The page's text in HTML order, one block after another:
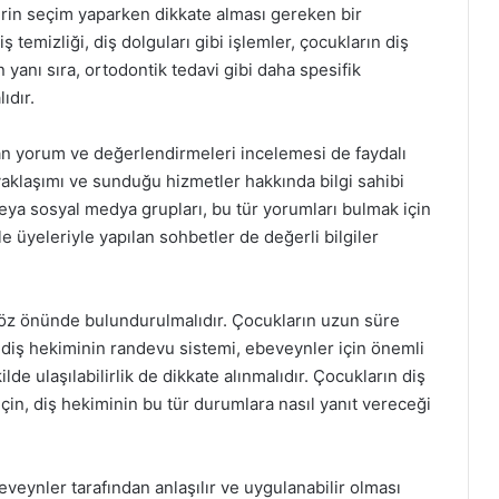
seçim yaparken dikkate alması gereken bir
temizliği, diş dolguları gibi işlemler, çocukların diş
yanı sıra, ortodontik tedavi gibi daha spesifik
yorum ve değerlendirmeleri incelemesi de faydalı
ve sunduğu hizmetler hakkında bilgi sahibi
sosyal medya grupları, bu tür yorumları bulmak için
üyeleriyle yapılan sohbetler de değerli bilgiler
önünde bulundurulmalıdır. Çocukların uzun süre
diş hekiminin randevu sistemi, ebeveynler için önemli
ulaşılabilirlik de dikkate alınmalıdır. Çocukların diş
diş hekiminin bu tür durumlara nasıl yanıt vereceği
tarafından anlaşılır ve uygulanabilir olması